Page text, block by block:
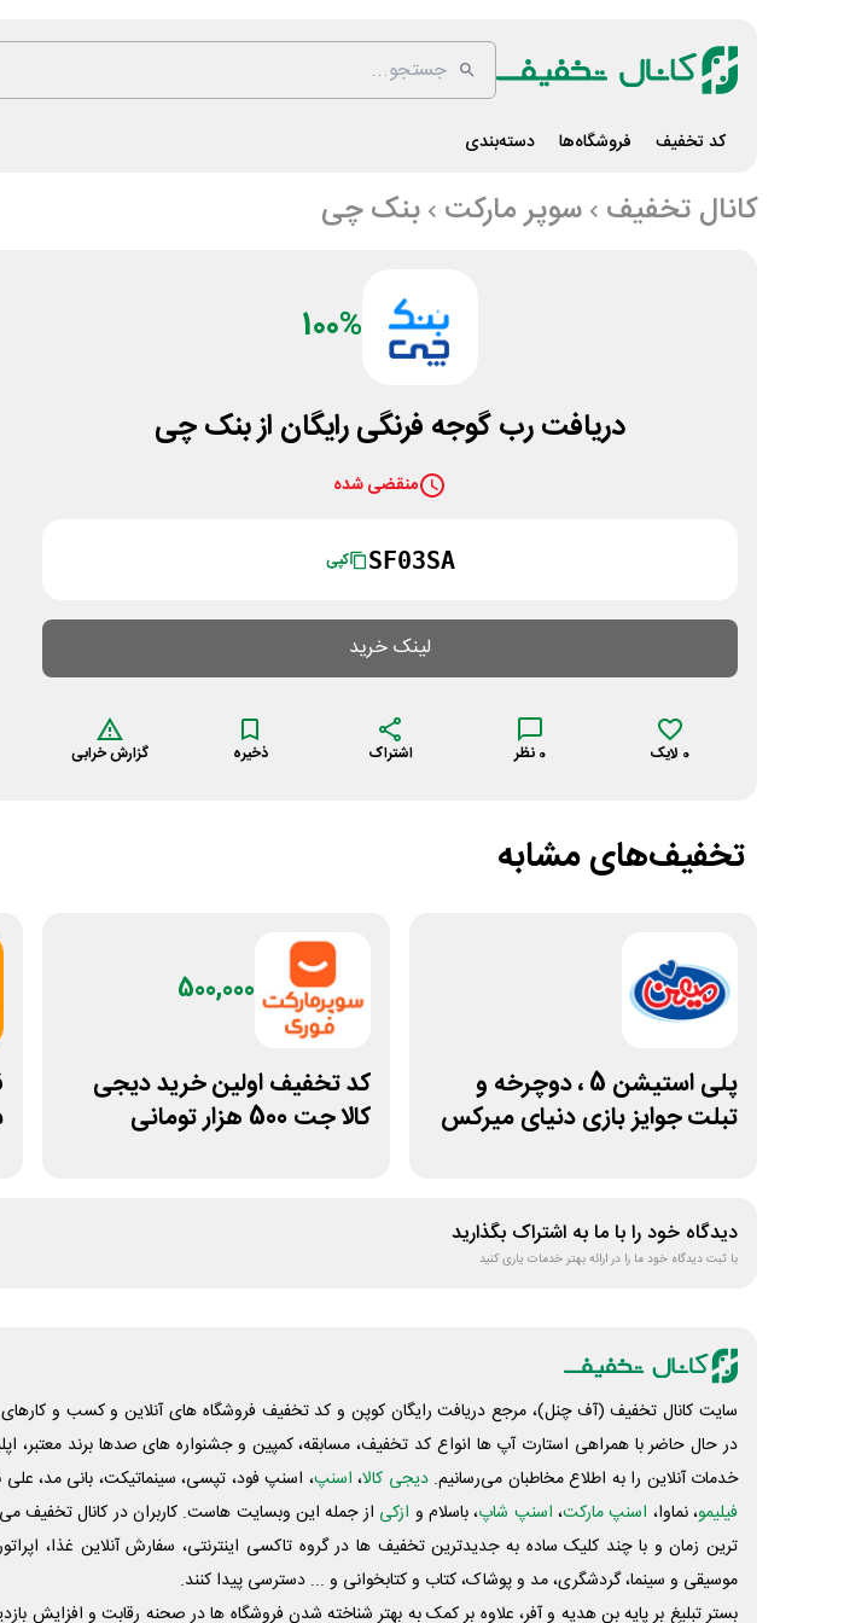
کد تخفیف فروشگاه‌ها دسته‌بندی
کانال تخفیف سوپر مارکت بنک چی
100%
دریافت رب گوجه فرنگی رایگان از بنک چی
منقضی شده
SF03SA کپی
لینک خرید
0 لایک 0 نظر اشتراک ذخیره گزارش خرابی
تخفیف‌های مشابه
پلی استیشن 5 ، دوچرخه و
تبلت جوایز بازی دنیای میرکس
500,000
کد تخفیف اولین خرید دیجی
کالا جت 500 هزار تومانی
دیدگاه خود را با ما به اشتراک بگذارید
با ثبت دیدگاه خود ما را در ارائه بهتر خدمات یاری کنید
سایت کانال تخفیف (آف چنل)، مرجع دریافت رایگان کوپن و کد تخفیف فروشگاه های آنلاین و کسب و‌ کارهای
در حال حاضر با همراهی استارت آپ ها انواع کد تخفیف، مسابقه، کمپین و جشنواره های صدها برند معتبر،
خدمات آنلاین را به اطلاع مخاطبان می‌رسانیم. دیجی کالا، اسنپ، اسنپ فود، تپسی، سینماتیکت، بانی مد، علی‌
فیلیمو، نماوا، اسنپ مارکت، اسنپ شاپ، باسلام و ازکی از جمله این وبسایت ‌هاست. کاربران در کانال تخفیف می
ترین زمان و با چند کلیک ساده به جدیدترین تخفیف ها در گروه تاکسی اینترنتی، سفارش آنلاین غذا،
موسیقی و سینما، گردشگری، مد و پوشاک، کتاب و کتابخوانی و ... دسترسی پیدا کنند.
بستر تبلیغ بر پایه بن هدیه و آفر، علاوه بر کمک به بهتر شناخته شدن فروشگاه ها در صحنه رقابت و افزایش